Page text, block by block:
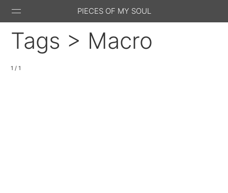
PIECES OF MY SOUL
Tags > Macro
1 / 1